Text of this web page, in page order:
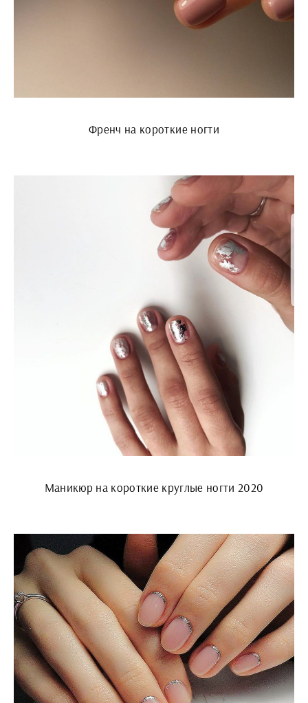
Френч на короткие ногти
Маникюр на короткие круглые ногти 2020